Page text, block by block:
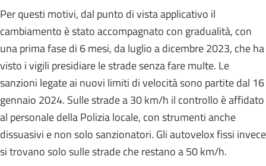
Per questi motivi, dal punto di vista applicativo il
cambiamento è stato accompagnato con gradualità, con
una prima fase di 6 mesi, da luglio a dicembre 2023, che ha
visto i vigili presidiare le strade senza fare multe. Le
sanzioni legate ai nuovi limiti di velocità sono partite dal 16
gennaio 2024. Sulle strade a 30 km/h il controllo è affidato
al personale della Polizia locale, con strumenti anche
dissuasivi e non solo sanzionatori. Gli autovelox fissi invece
si trovano solo sulle strade che restano a 50 km/h.